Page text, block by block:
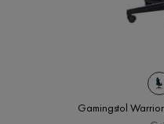
Gamingstol